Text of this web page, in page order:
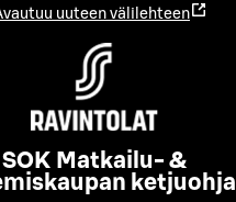
uuteen välilehteen
SOK Matkailu- &